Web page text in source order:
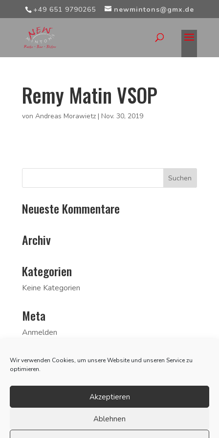
Wir verwenden Cookies, um unsere Website und unseren Service zu
optimieren.
Akzeptieren
Ablehnen
+49 651 9790265 newmintons@gmx.de
Remy Matin VSOP
von Andreas Morawietz| Nov. 30, 2019
Neueste Kommentare
Archiv
Kategorien
Keine Kategorien
Meta
Anmelden
Kommentar-Feed
WordPress.org